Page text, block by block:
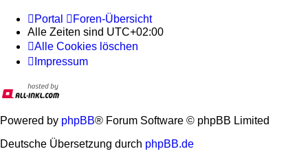
Portal
Foren-Übersicht
Alle Zeiten sind UTC+02:00
Alle Cookies löschen
Impressum
Powered by phpBB® Forum Software © phpBB Limited
Deutsche Übersetzung durch phpBB.de